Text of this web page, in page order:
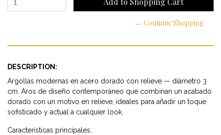
← Continue Shopping
DESCRIPTION:
Argollas modernas en acero dorado con relieve — diámetro 3
cm. Aros de diseño contemporáneo que combinan un acabado
dorado con un motivo en relieve, ideales para añadir un toque
sofisticado y actual a cualquier look.
Características principales: